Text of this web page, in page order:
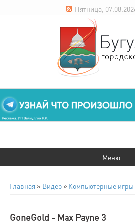
Пятница,
Главная » Видео » Компьютерные игры
GoneGold - Max Payne 3